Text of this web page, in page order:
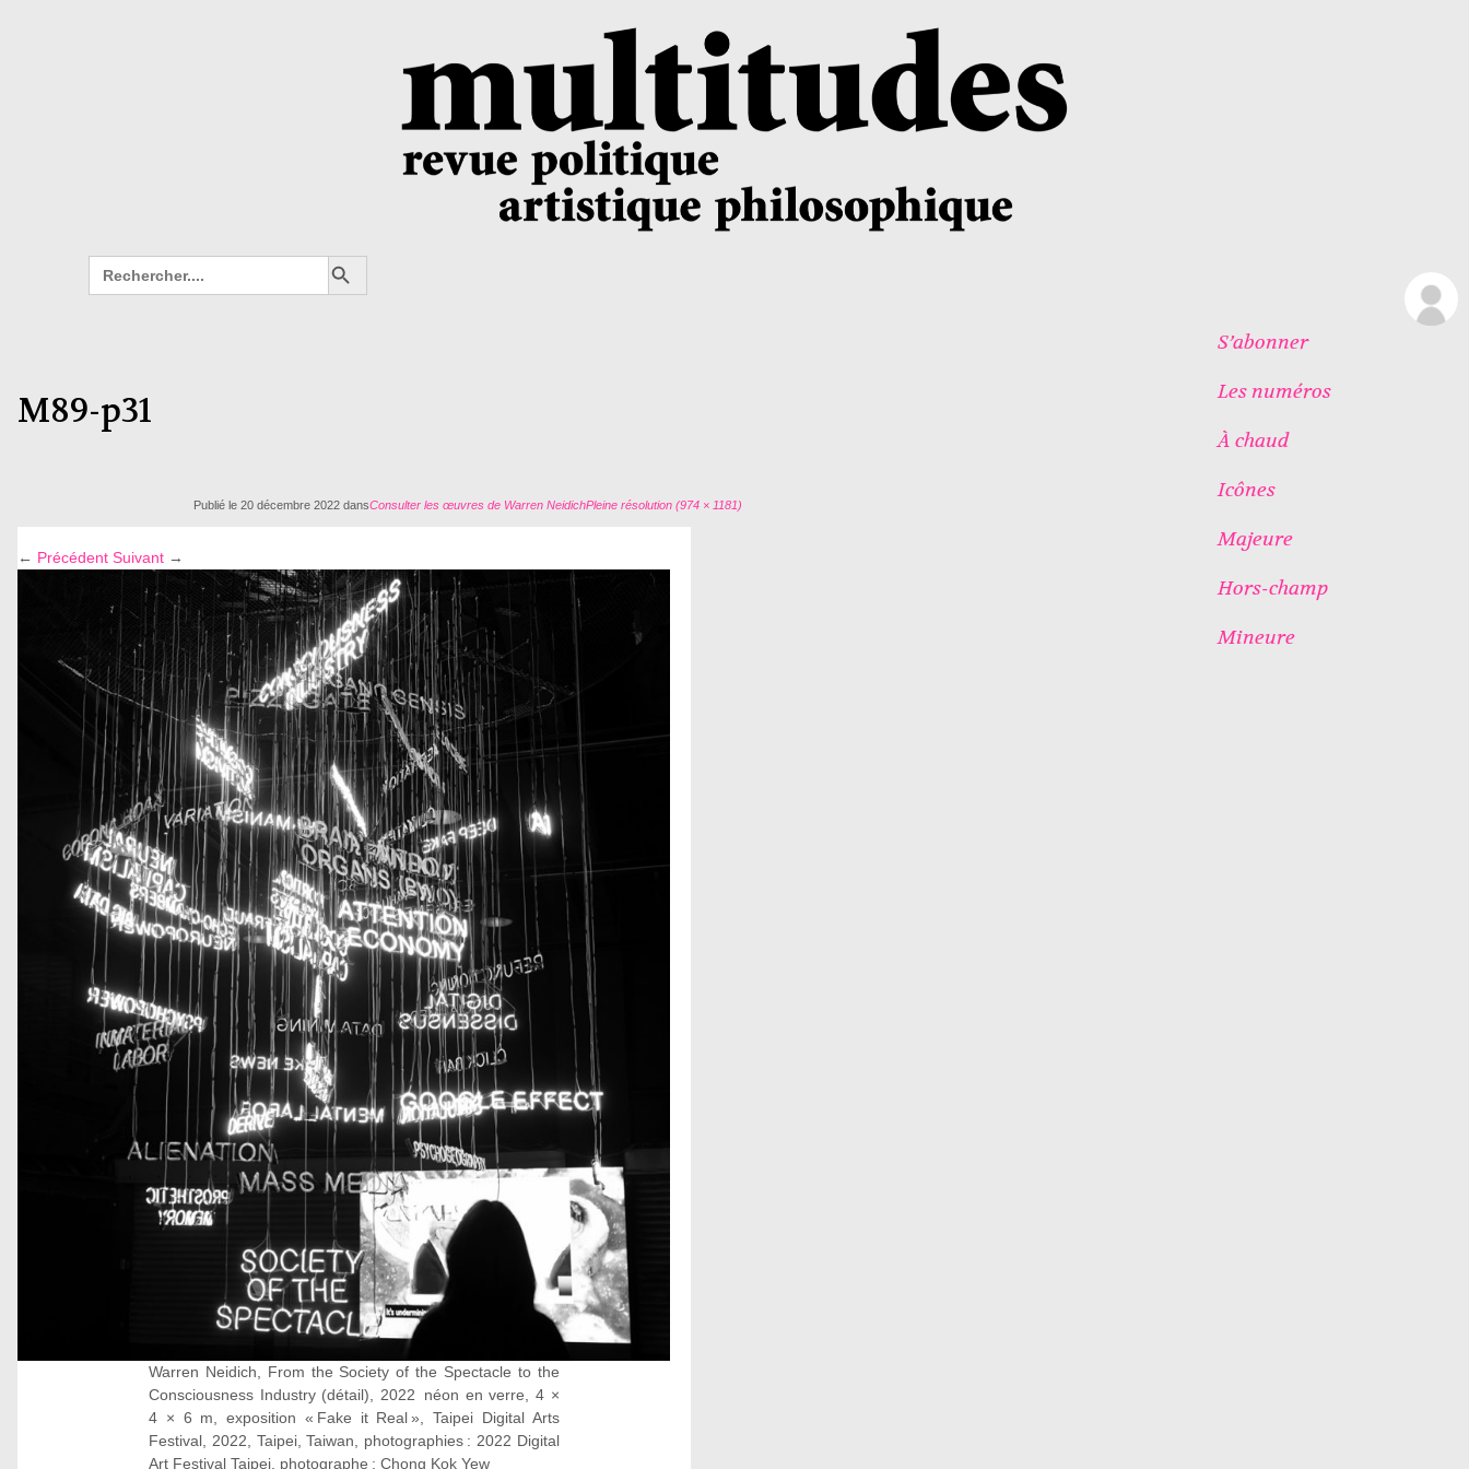
Search
for:
Search Button
S’abonner
Les numéros
À chaud
Icônes
Majeure
Hors-champ
Mineure
M89-p31
Publié le 20 décembre 2022dansConsulter les œuvres de Warren NeidichPleine résolution (974 × 1181)
← Précédent Suivant →
Warren Neidich, From the Society of the Spectacle to the
Consciousness Industry (détail), 2022 néon en verre, 4 ×
4 × 6 m, exposition « Fake it Real », Taipei Digital Arts
Festival, 2022, Taipei, Taiwan, photographies : 2022 Digital
Art Festival Taipei, photographe : Chong Kok Yew